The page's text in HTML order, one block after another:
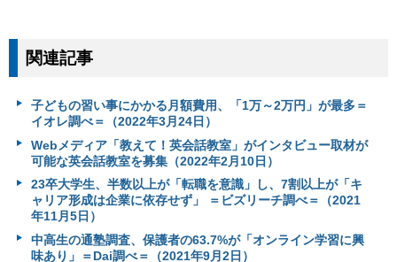
関連記事
子どもの習い事にかかる月額費用、「1万～2万円」が最多＝
イオレ調べ＝（2022年3月24日）
Webメディア「教えて！英会話教室」がインタビュー取材が
可能な英会話教室を募集（2022年2月10日）
23卒大学生、半数以上が「転職を意識」し、7割以上が「キ
ャリア形成は企業に依存せず」 ＝ビズリーチ調べ＝（2021
年11月5日）
中高生の通塾調査、保護者の63.7%が「オンライン学習に興
味あり」＝Dai調べ＝（2021年9月2日）